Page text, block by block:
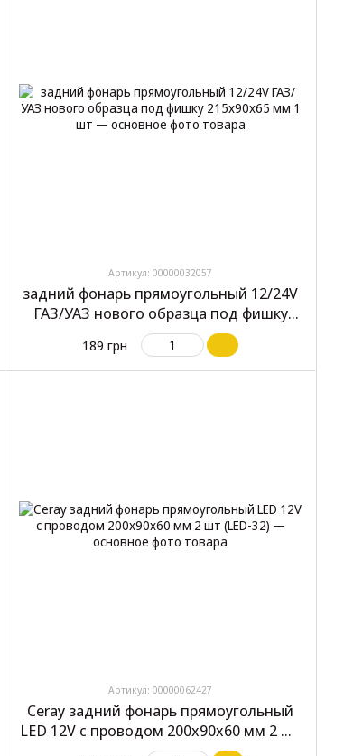
Артикул: 00000032057
задний фонарь прямоугольный 12/24V
ГАЗ/УАЗ нового образца под фишку
215x90x65 мм 1 шт
189 грн
Артикул: 00000062427
Ceray задний фонарь прямоугольный
LED 12V с проводом 200x90x60 мм 2 шт
(LED-32)